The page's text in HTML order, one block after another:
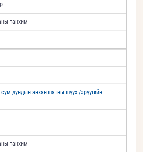
танхим
сум дундын анхан шатны шүүх /эрүүгийн
танхим